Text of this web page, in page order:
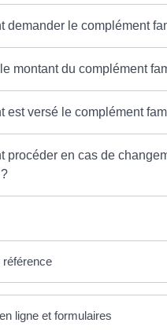
demander le complément
montant du complément
est versé le complément
procéder en cas de
référence
ligne et formulaires